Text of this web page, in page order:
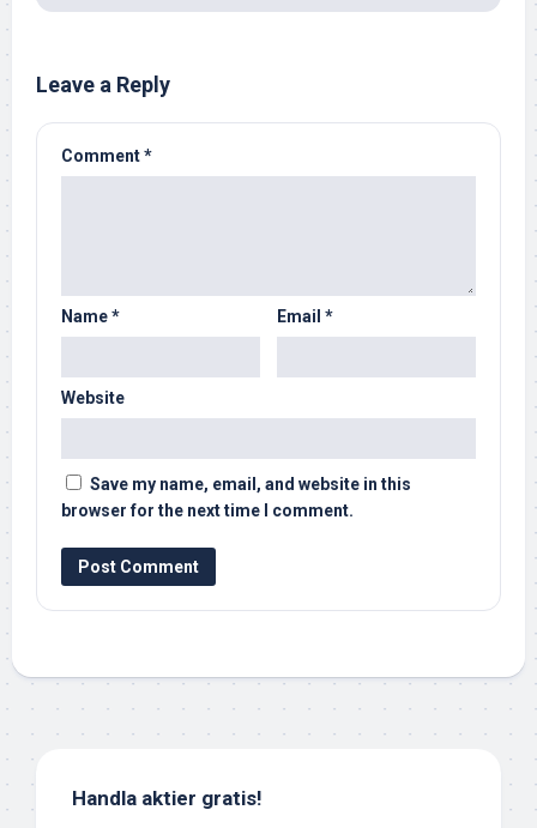
Leave a Reply
Comment*
Name* Email *
Website
Save my name, email, and website in this
browser for the next time I comment.
Handla aktier gratis!